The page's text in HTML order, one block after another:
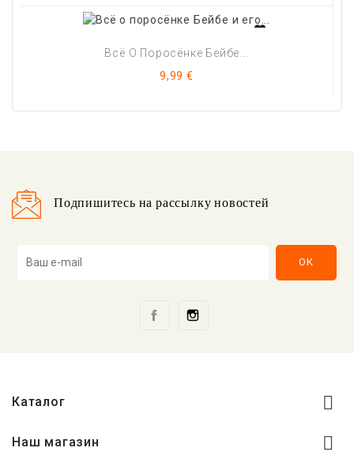
Всё О Поросёнке Бейбе...
Цена
9,99 €
Подпишитесь на рассылку новостей
Facebook
Каталог 
Наш магазин 